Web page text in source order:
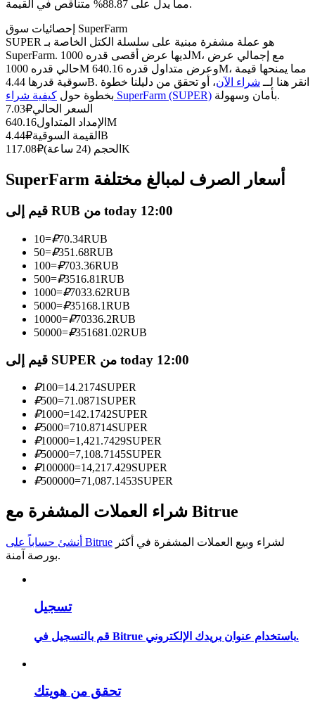
نسخ التداول
انضم إلى أفضل المتداولين
كن متداول نسخ
استمتع بتقاسم الأرباح وعمولات نسخ التداول
معلومة
تحليل البيانات الضخمة بما في ذلك المعلومات التجارية، وما
إلى ذلك.
دليل المبتدئين للعقود الآجلة
مما يدل على 88.87% متناقص في القيمة.
إحصائيات سوق SuperFarm
SUPER هو عملة مشفرة مبنية على سلسلة الكتل الخاصة بـ
SuperFarm. لديها عرض أقصى قدره 1000M، مع إجمالي عرض
حالي قدره 1000M وعرض متداول قدره 640.16M، مما يمنحها قيمة
سوقية قدرها 4.44B. انقر هنا لــ شراء الآن، أو تحقق من دليلنا خطوة
بخطوة حول كيفية شراء SuperFarm (SUPER)
بأمان وسهولة.
السعر الحالي₽
7.03
الإمداد المتداول 640.16M
القيمة السوقية₽
4.44B
الحجم (24 ساعة)
₽ 117.08K
SuperFarm أسعار الصرف لمبالغ مختلفة
قيم إلى RUB من today 12:00
10=₽70.34RUB
50=₽351.68RUB
100=₽703.36RUB
500=₽3516.81RUB
1000=₽7033.62RUB
5000=₽35168.1RUB
10000=₽70336.2RUB
50000=₽351681.02RUB
قيم إلى SUPER من today 12:00
₽100=14.2174SUPER
₽500=71.0871 SUPER
₽1000=142.1742SUPER
₽5000=710.8714SUPER
₽10000=1,421.7429SUPER
₽50000=7,108.7145SUPER
₽100000=14,217.429SUPER
₽500000=71,087.1453SUPER
شراء العملات المشفرة مع Bitrue
أنشئ حساباً على Bitrue
بورصة آمنة.
تسجيل
قم بالتسجيل في Bitrue باستخدام عنوان بريدك الإلكتروني.
تحقق من هويتك